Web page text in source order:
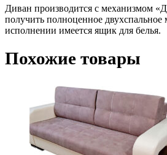
Диван производится с механизмом
получить полноценное
исполнении имеется ящик для белья.
Похожие товары